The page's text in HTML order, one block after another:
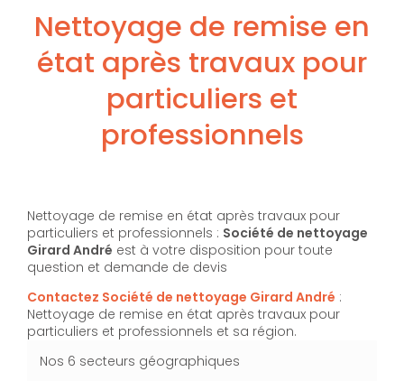
Nettoyage de remise en
état après travaux pour
particuliers et
professionnels
Nettoyage de remise en état après travaux pour
particuliers et professionnels : Société de nettoyage
Girard André est à votre disposition pour toute
question et demande de devis
Contactez Société de nettoyage Girard André :
Nettoyage de remise en état après travaux pour
particuliers et professionnels et sa région.
Nos 6 secteurs géographiques